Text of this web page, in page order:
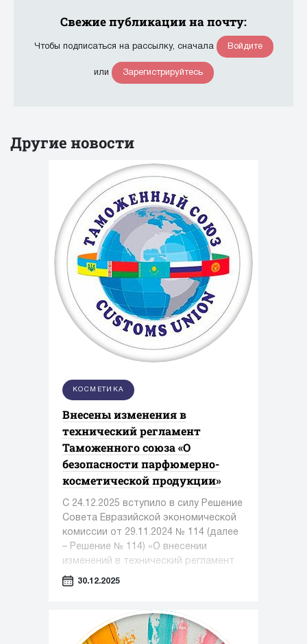
Свежие публикации на почту:
Чтобы подписаться на рассылку, сначала Войдите
или Зарегистрируйтесь
Другие новости
КОСМЕТИКА
Внесены изменения в
технический регламент
Таможенного союза «О
безопасности парфюмерно-
косметической продукции»
С 24.12.2025 вступило в силу Решение
Совета Евразийской экономической
комиссии от 29.11.2024 № 114 (далее
– Решение № 114) «О внесении
изменений в технический регламент
Таможенного союза «О безопасности
30.12.2025